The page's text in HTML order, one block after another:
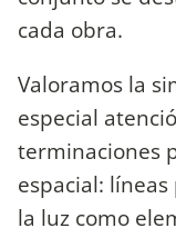
cada obra.
Valoramos la
especial
terminaciones
espacial:
la luz como